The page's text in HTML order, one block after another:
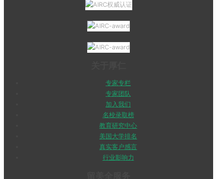
专家专栏
专家团队
加入我们
名校录取榜
教育研究中心
美国大学排名
真实客户感言
行业影响力